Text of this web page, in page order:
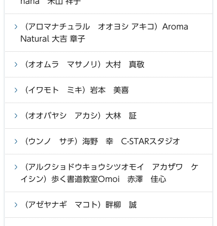
（アロマナチュラル オオヨシ アキコ）Aroma
Natural 大吉 章子
（オオムラ マサノリ）大村 真敬
（イワモト ミキ）岩本 美喜
（オオバヤシ アカシ）大林 証
（ウンノ サチ）海野 幸 C-STARスタジオ
（アルクショドウキョウシツオモイ アカザワ ケ
イシン）歩く書道教室Omoi 赤澤 佳心
（アゼヤナギ マコト）畔柳 誠